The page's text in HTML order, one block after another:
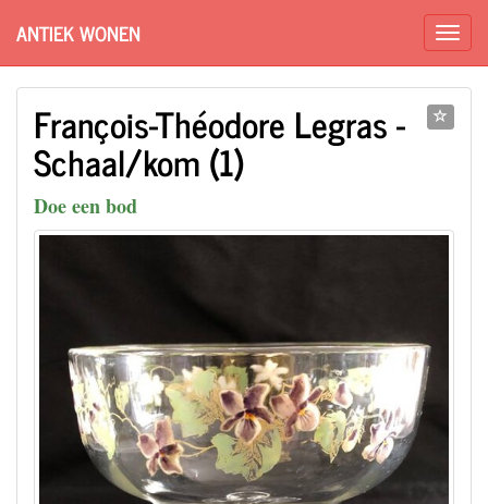
ANTIEK WONEN
François-Théodore Legras -
Schaal/kom (1)
Doe een bod